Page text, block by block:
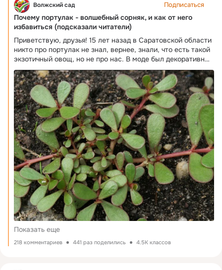
Волжский сад Подписаться
Почему портулак - волшебный сорняк, и как от него
избавиться (подсказали читатели)
Приветствую, друзья! 15 лет назад в Саратовской области
никто про портулак не знал, вернее, знали, что есть такой
экзотичный овощ, но не про нас. В моде был декоративный
портулак- махровые цветочки, и только потому, что
отлично размножались самосевом. Один раз посеял в
цветнике- и на всю жизнь. А теперь все у нас знают про
портулак овощной, потому что он стал самым злостным
сорняком. Откуда он взялся? Никто не знает. Зато до
глубокой осени все борются с ним. Я уже писала статью о
способах борьбы с этим живучим сорняком: В
комментариях читатели меня раскритиковали за то, что не
назван лучший способ избавиться от этой травки - съесть.
Что он съедобный, это понятно., не едим мы его только
потому, что у него непривычный вкус. Но, оказывается, он
еще полезный с точки зрения здоровья, и не просто
полезный, а стоит наряду с лучшими лечебными травами.
За этот эффект его якобы в народе прозвали "волшебный".
В лечебных целях траву (стебли, листья, цветы) собирают
на протяжении всего лета, а с
Показать еще
218 комментариев 441 раз поделились 4.5K классов